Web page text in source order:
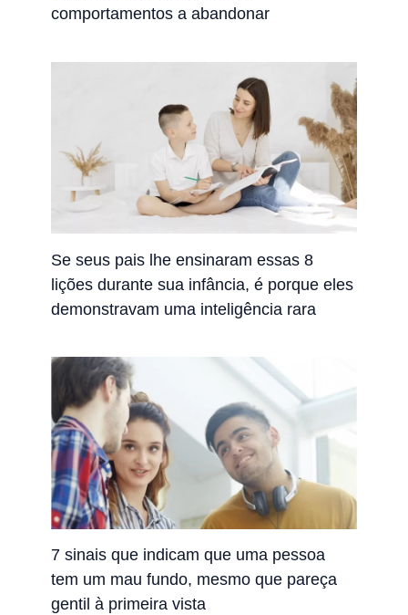
comportamentos a abandonar
Se seus pais lhe ensinaram essas 8
lições durante sua infância, é porque eles
demonstravam uma inteligência rara
7 sinais que indicam que uma pessoa
tem um mau fundo, mesmo que pareça
gentil à primeira vista